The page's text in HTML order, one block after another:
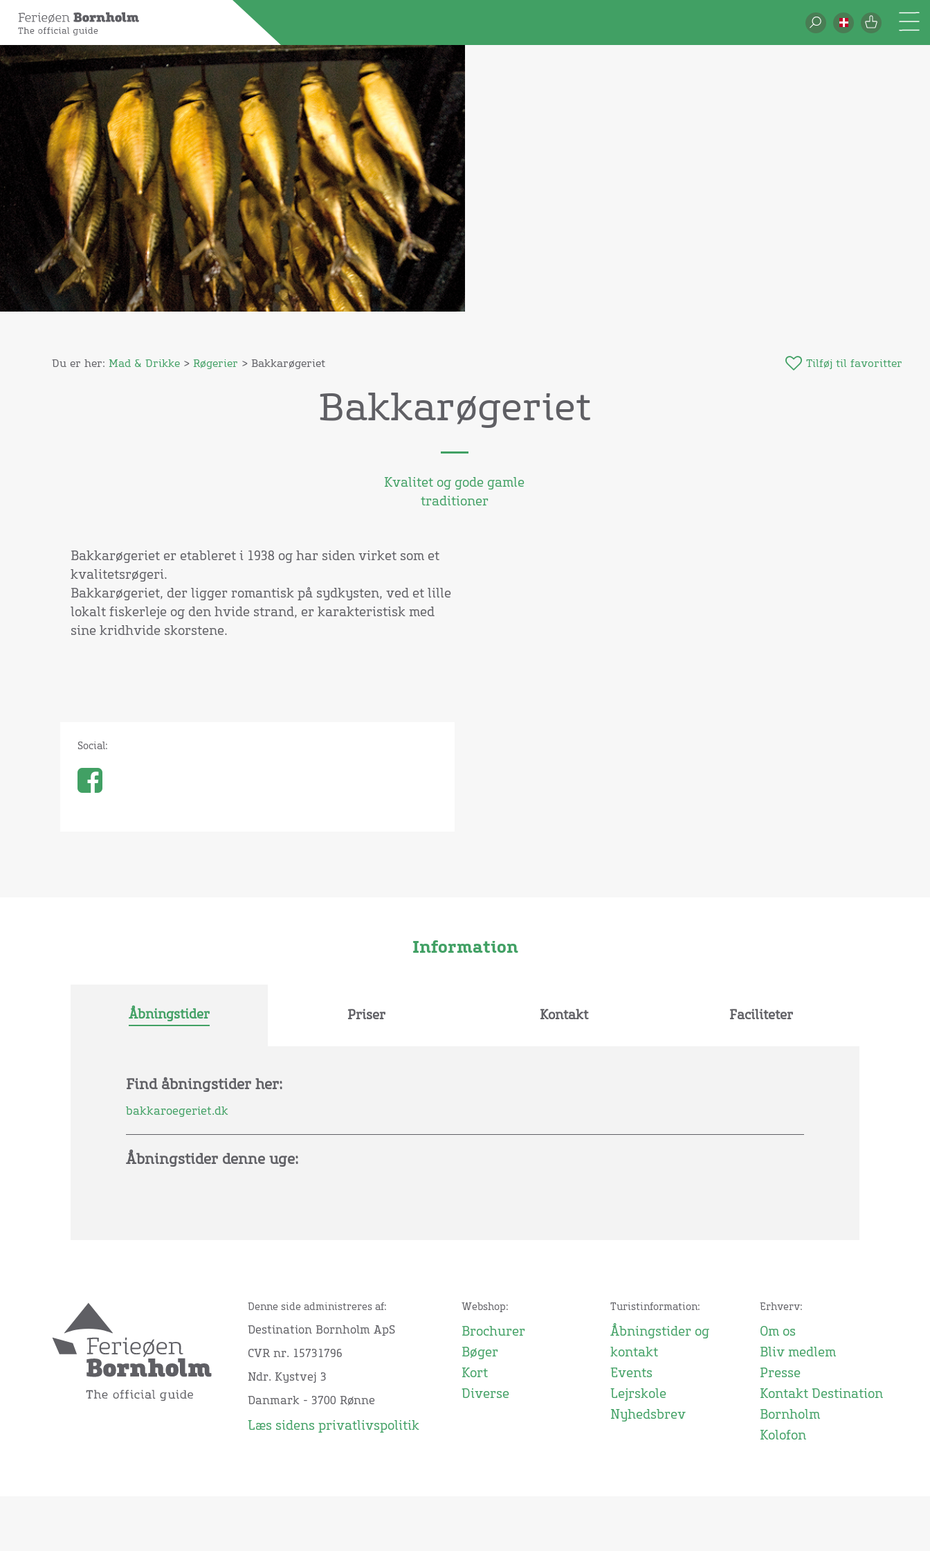
Du er her: Mad & Drikke > Røgerier > Bakkarøgeriet Tilføj til favoritter
Bakkarøgeriet
Kvalitet og gode gamle
traditioner
Bakkarøgeriet er etableret i 1938 og har siden virket som et
kvalitetsrøgeri.
Bakkarøgeriet, der ligger romantisk på sydkysten, ved et lille
lokalt fiskerleje og den hvide strand, er karakteristisk med
sine kridhvide skorstene.
Social:
Information
Åbningstider Priser Kontakt Faciliteter
Find åbningstider her:
bakkaroegeriet.dk
Åbningstider denne uge:
Denne side administreres af:
Destination Bornholm ApS
CVR nr. 15731796
Ndr. Kystvej 3
Danmark - 3700 Rønne
Læs sidens privatlivspolitik
Webshop:
Brochurer
Bøger
Kort
Diverse
Turistinformation:
Åbningstider og
kontakt
Events
Lejrskole
Nyhedsbrev
Erhverv:
Om os
Bliv medlem
Presse
Kontakt Destination
Bornholm
Kolofon